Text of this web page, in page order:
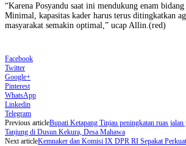
“Karena Posyandu saat ini mendukung enam bidang
Minimal, kapasitas kader harus terus ditingkatkan
masyarakat semakin optimal,” ucap Allin.(red)
Facebook
Twitter
Google+
Pinterest
WhatsApp
Linkedin
Telegram
Previous articleBupati Ketapang Tinjau peningkatan ruas
Tanjung di Dusun Kekura, Desa Mahawa
Next articleKemnaker dan Komisi IX DPR RI Sepakat